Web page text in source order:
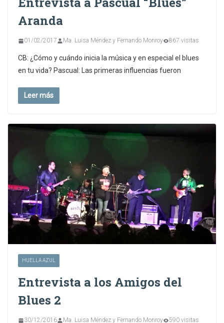
Aranda
01/02/2017 Ma. Luisa Méndez y Fernando Monroy 867 visitas
CB: ¿Cómo y cuándo inicia la música y en especial el blues
en tu vida? Pascual: Las primeras influencias fueron
Leer más
HUELLA AZUL
Entrevista a los Amigos del
Blues 2
30/12/2016 Ma. Luisa Méndez y Fernando Monroy 590 visitas